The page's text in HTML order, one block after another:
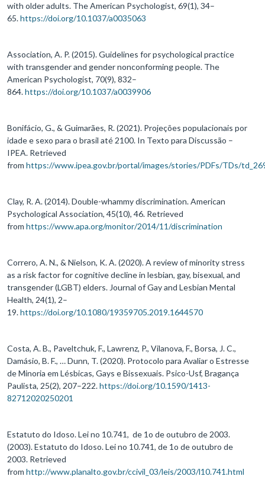
with older adults. The American Psychologist, 69(1), 34–
65.https://doi.org/10.1037/a0035063
Association, A. P. (2015). Guidelines for psychological practice
with transgender and gender nonconforming people. The
American Psychologist, 70(9), 832–
864.https://doi.org/10.1037/a0039906
Bonifácio, G., & Guimarães, R. (2021). Projeções populacionais por
idade e sexo para o brasil até 2100. In Texto para Discussão –
IPEA. Retrieved
from https://www.ipea.gov.br/portal/images/stories/PDFs/TDs/
Clay, R. A. (2014). Double-whammy discrimination. American
Psychological Association, 45(10), 46. Retrieved
from https://www.apa.org/monitor/2014/11/discrimination
Correro, A. N., & Nielson, K. A. (2020). A review of minority stress
as a risk factor for cognitive decline in lesbian, gay, bisexual, and
transgender (LGBT) elders. Journal of Gay and Lesbian Mental
Health, 24(1), 2–
19.https://doi.org/10.1080/19359705.2019.1644570
Costa, A. B., Paveltchuk, F., Lawrenz, P., Vilanova, F., Borsa, J. C.,
Damásio, B. F., … Dunn, T. (2020). Protocolo para Avaliar o Estresse
de Minoria em Lésbicas, Gays e Bissexuais. Psico-Usf, Bragança
Paulista, 25(2), 207–222.https://doi.org/10.1590/1413-
82712020250201
Estatuto do Idoso. Lei no 10.741, de 1o de outubro de 2003.
(2003). Estatuto do Idoso. Lei no 10.741, de 1o de outubro de
2003. Retrieved
from http://www.planalto.gov.br/ccivil_03/leis/2003/l10.741.html